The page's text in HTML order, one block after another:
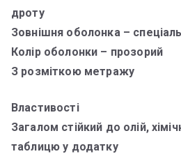
дроту
Зовнішня оболонка –
Колір оболонки – прозорий
З розміткою метражу
Властивості
Загалом стійкий до олій,
таблицю у додатку